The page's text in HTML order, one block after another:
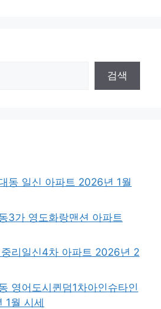
검색
동 일신 아파트 2026년 1월
3가 영도화랑맨션 아파트
리일신4차 아파트 2026년 2
영어도시퀸덤1차아인슈타인
1월 시세